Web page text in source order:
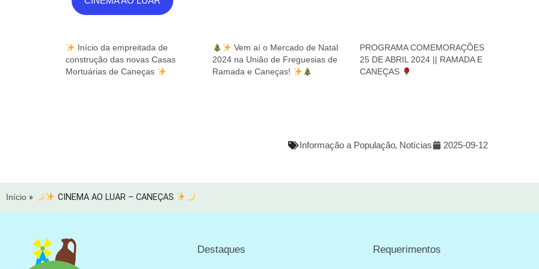
Início da empreitada de
construção das novas Casas
Mortuárias de Caneças
Vem aí o Mercado de Natal
2024 na União de Freguesias de
Ramada e Caneças!
PROGRAMA COMEMORAÇÕES
25 DE ABRIL 2024 || RAMADA E
CANEÇAS
Informação a População, Notícias 2025-09-12
Início » CINEMA AO LUAR – CANEÇAS
Destaques Requerimentos